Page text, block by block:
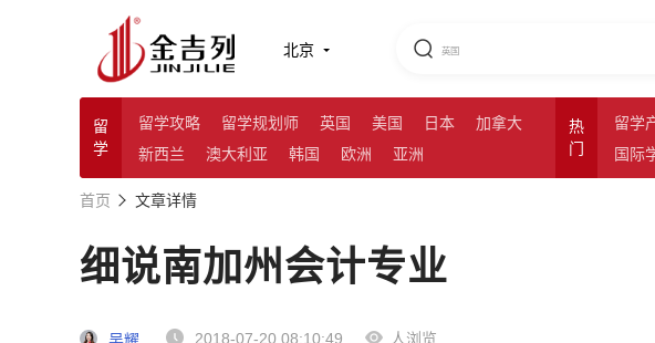
北京
留
学
留学攻略 留学规划师 英国 美国 日本
加拿大
新西兰
澳大利亚 韩国 欧洲 亚洲
热
门
留学
国际
首页 文章详情
细说南加州会计专业
2018-07-20 08:10:49 人浏览